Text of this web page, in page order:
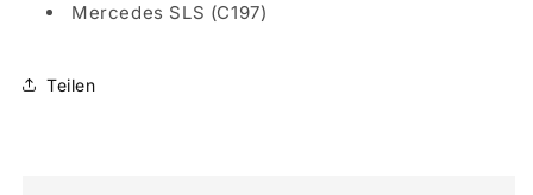
Mercedes SLS (C197)
Teilen